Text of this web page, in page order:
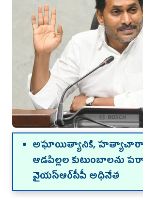
అఘాయిత్యానికి,
ఆడపిల్లల కుటుంబాలను
వైయ‌స్ఆర్‌సీపీ అధినేత‌